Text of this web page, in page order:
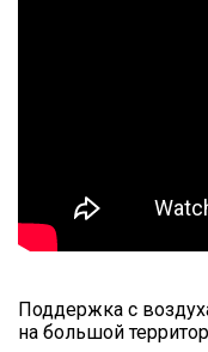
Поддержка с
на большой